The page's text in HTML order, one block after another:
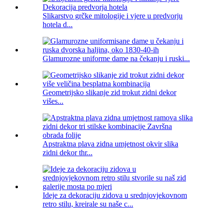
Slikarstvo grčke mitologije i vjere u predvorju
hotela d...
Glamurozne uniforme dame na čekanju i ruski...
Geometrijsko slikanje zid trokut zidni dekor
višes...
Apstraktna plava zidna umjetnost okvir slika
zidni dekor thr...
Ideje za dekoraciju zidova u srednjovjekovnom
retro stilu, kreirale su naše c...